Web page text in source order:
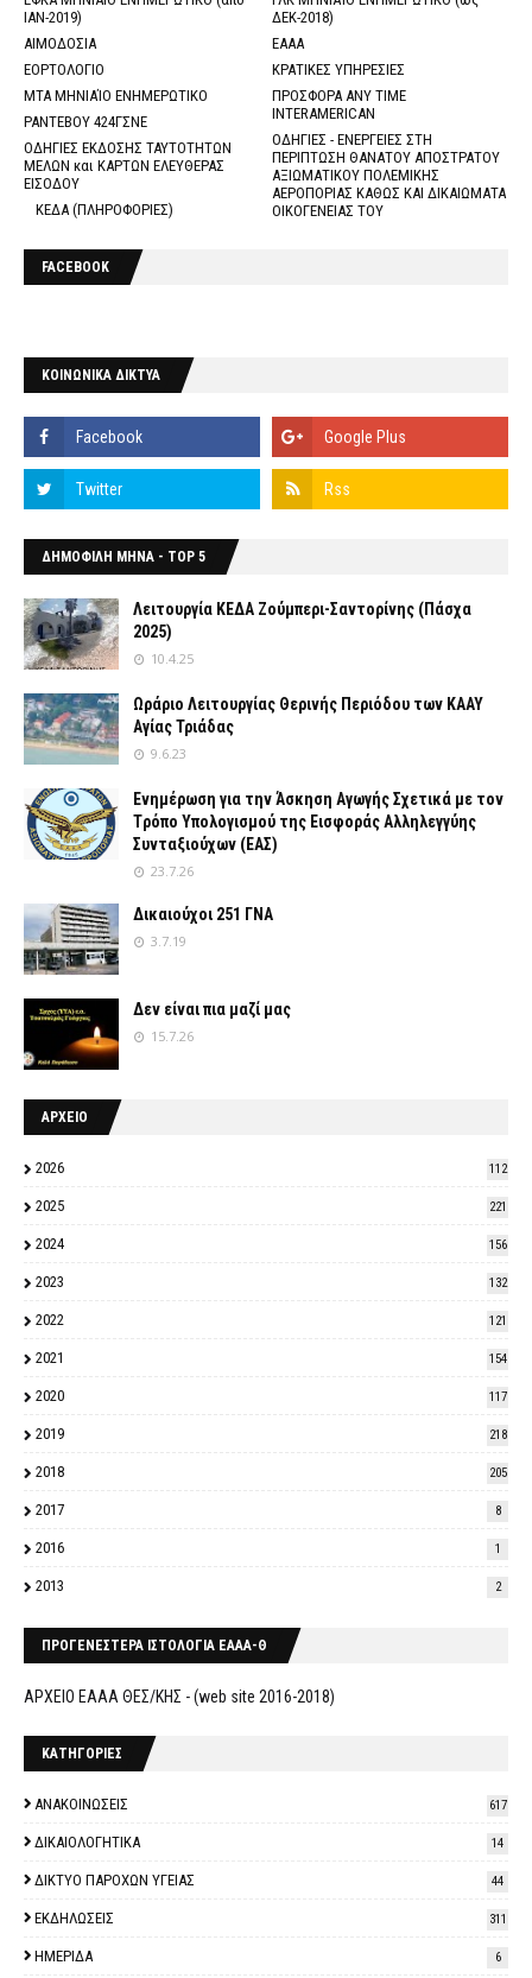
ΙΑΝ-2019)
ΔΕΚ-2018)
ΑΙΜΟΔΟΣΙΑ
ΕΑΑΑ
ΕΟΡΤΟΛΟΓΙΟ
ΚΡΑΤΙΚΕΣ ΥΠΗΡΕΣΙΕΣ
ΜΤΑ ΜΗΝΙΑΊΟ ΕΝΗΜΕΡΩΤΙΚΟ
ΠΡΟΣΦΟΡΑ ANY TIME
INTERAMERICAN
ΡΑΝΤΕΒΟΥ 424ΓΣΝΕ
ΟΔΗΓΙΕΣ - ΕΝΕΡΓΕΙΕΣ ΣΤΗ
ΠΕΡΙΠΤΩΣΗ ΘΑΝΑΤΟΥ ΑΠΟΣΤΡΑΤΟΥ
ΑΞΙΩΜΑΤΙΚΟΥ ΠΟΛΕΜΙΚΗΣ
ΑΕΡΟΠΟΡΙΑΣ ΚΑΘΩΣ ΚΑΙ ΔΙΚΑΙΩΜΑΤΑ
ΟΙΚΟΓΕΝΕΙΑΣ ΤΟΥ
ΟΔΗΓΙΕΣ ΕΚΔΟΣΗΣ ΤΑΥΤΟΤΗΤΩΝ
ΜΕΛΩΝ και ΚΑΡΤΩΝ ΕΛΕΥΘΕΡΑΣ
ΕΙΣΟΔΟΥ
ΚΕΔΑ (ΠΛΗΡΟΦΟΡΙΕΣ)
FACEBOOK
ΚΟΙΝΩΝΙΚΑ ΔΙΚΤΥΑ
ΔΗΜΟΦΙΛΗ ΜΗΝΑ - TOP 5
Λειτουργία ΚΕΔΑ Ζούμπερι-Σαντορίνης (Πάσχα
2025)
10.4.25
Ωράριο Λειτουργίας Θερινής Περιόδου των ΚΑΑΥ
Αγίας Τριάδας
9.6.23
Ενημέρωση για την Άσκηση Αγωγής Σχετικά με τον
Tρόπο Yπολογισμού της Εισφοράς Αλληλεγγύης
Συνταξιούχων (ΕΑΣ)
23.7.26
Δικαιούχοι 251 ΓΝΑ
3.7.19
Δεν είναι πια μαζί μας
15.7.26
ΑΡΧΕΙΟ
2026 112
2025 221
2024 156
2023 132
2022 121
2021 154
2020 117
2019 218
2018 205
2017 8
2016 1
2013 2
ΠΡΟΓΕΝΕΣΤΕΡΑ ΙΣΤΟΛΟΓΙΑ ΕΑΑΑ-Θ
ΑΡΧΕΙΟ ΕΑΑΑ ΘΕΣ/ΚΗΣ - (web site 2016-2018)
ΚΑΤΗΓΟΡΙΕΣ
ΑΝΑΚΟΙΝΩΣΕΙΣ 617
ΔΙΚΑΙΟΛΟΓΗΤΙΚΑ 14
ΔΙΚΤΥΟ ΠΑΡΟΧΩΝ ΥΓΕΙΑΣ 44
ΕΚΔΗΛΩΣΕΙΣ 311
ΗΜΕΡΙΔΑ 6